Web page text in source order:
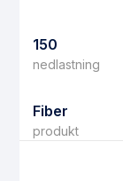
150
nedlastning
Fiber
produkt